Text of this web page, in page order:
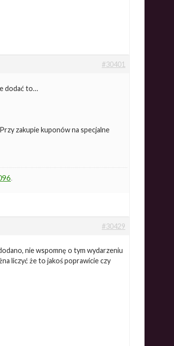
#30401
dodać to…
zakupie kuponów na specjalne
.
#30429
nie wspomnę o tym wydarzeniu
liczyć że to jakoś poprawicie czy